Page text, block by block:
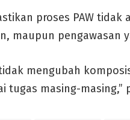
proses PAW
maupun pengawasan
tidak mengubah
tugas masing-masing,”